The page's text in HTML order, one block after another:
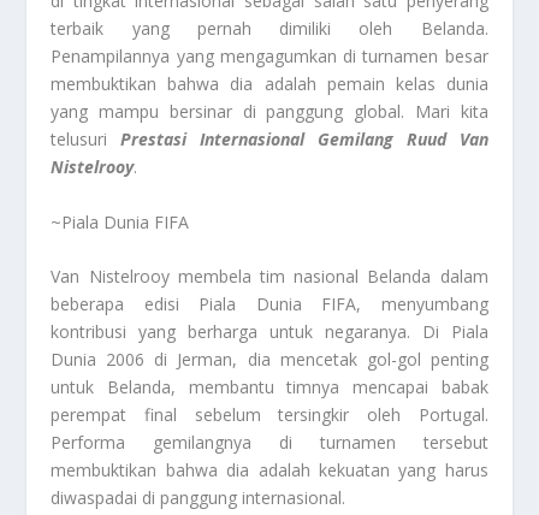
terbaik yang pernah dimiliki oleh Belanda.
Penampilannya yang mengagumkan di turnamen besar
membuktikan bahwa dia adalah pemain kelas dunia
yang mampu bersinar di panggung global. Mari kita
telusuriPrestasi Internasional Gemilang Ruud Van
Nistelrooy.
~Piala Dunia FIFA
Van Nistelrooy membela tim nasional Belanda dalam
beberapa edisi Piala Dunia FIFA, menyumbang
kontribusi yang berharga untuk negaranya. Di Piala
Dunia 2006 di Jerman, dia mencetak gol-gol penting
untuk Belanda, membantu timnya mencapai babak
perempat final sebelum tersingkir oleh Portugal.
Performa gemilangnya di turnamen tersebut
membuktikan bahwa dia adalah kekuatan yang harus
diwaspadai di panggung internasional.